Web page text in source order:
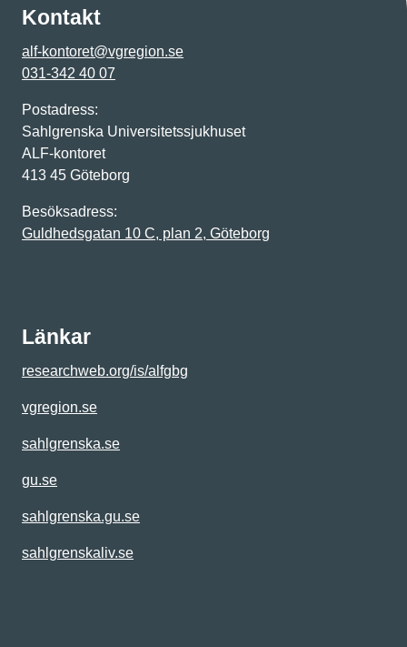
Kontakt
alf-kontoret@vgregion.se
031-342 40 07
Postadress:
Sahlgrenska Universitetssjukhuset
ALF-kontoret
413 45 Göteborg
Besöksadress:
Guldhedsgatan 10 C, plan 2, Göteborg
Länkar
researchweb.org/is/alfgbg
vgregion.se
sahlgrenska.se
gu.se
sahlgrenska.gu.se
sahlgrenskaliv.se